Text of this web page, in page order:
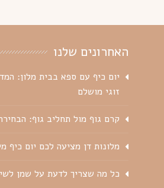
האחרונים שלנו
יום כיף עם ספא בבית מלון:
זוגי מושלם
קרם גוף מול תחליב גוף:
מלונות דן מציעה לכם יום כיף
כל מה שצריך לדעת על שמן